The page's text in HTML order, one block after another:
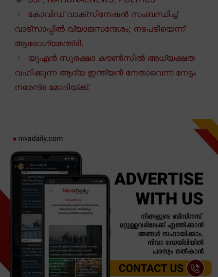
കോവിഡ് വാക്സിനേഷൻ സംബന്ധിച്ച്
വാട്സാപ്പിൽ വ്യാജസന്ദേശം; നടപടിയെന്ന്
ആരോഗ്യമന്ത്രി.
യുഎൻ സുരക്ഷാ കൗൺസിൽ അധ്യക്ഷത
വഹിക്കുന്ന ആദ്യ ഇന്ത്യൻ നേതാവെന്ന നേട്ടം
നരേന്ദ്ര മോദിയ്ക്ക്.